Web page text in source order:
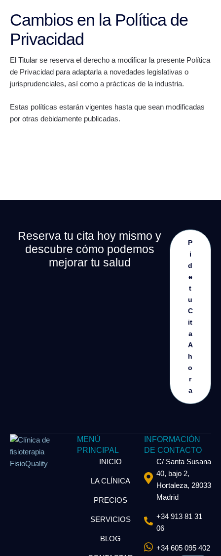
Cambios en la Política de
Privacidad
El Titular se reserva el derecho a modificar la presente Política
de Privacidad para adaptarla a novedades legislativas o
jurisprudenciales, así como a prácticas de la industria.
Estas políticas estarán vigentes hasta que sean modificadas
por otras debidamente publicadas.
Reserva tu cita hoy mismo y
descubre cómo podemos
mejorar tu salud
P
i
d
e
t
u
C
it
a
A
h
o
r
a
MENÚ
PRINCIPAL
INICIO
LA CLÍNICA
PRECIOS
SERVICIOS
BLOG
INFORMACIÓN
DE CONTACTO
C/ Santa Susana
40, bajo 2,
Hortaleza, 28033
Madrid
+34 913 81 31
06
+34 605 095 402